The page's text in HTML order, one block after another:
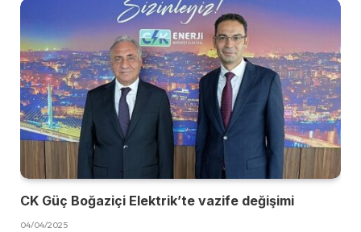
CK Güç Boğaziçi Elektrik’te vazife değişimi
04/04/2025